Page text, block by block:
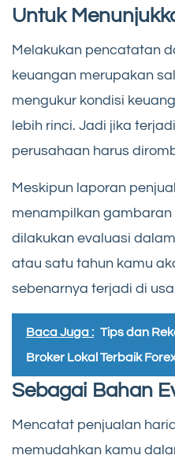
Untuk
Melakukan pencatatan
keuangan merupakan
mengukur kondisi
lebih rinci. Jadi jika
perusahaan harus
Meskipun laporan
menampilkan
dilakukan evaluasi
atau satu tahun kamu
sebenarnya terjadi di
Baca Juga : Tips dan
Broker Lokal Terbaik
Sebagai Bahan
Mencatat penjualan
memudahkan kamu